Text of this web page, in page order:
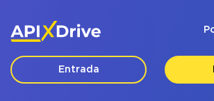
Entrada